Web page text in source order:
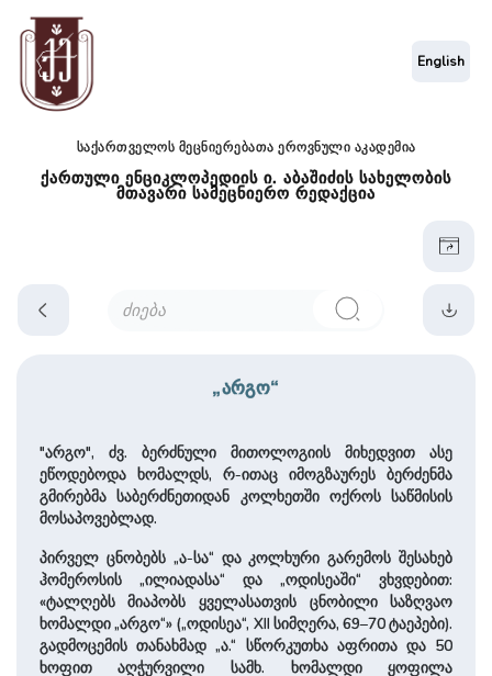
საქართველოს მეცნიერებათა ეროვნული აკადემია
ქართული ენციკლოპედიის ი. აბაშიძის სახელობის
მთავარი სამეცნიერო რედაქცია
English
„არგო“
"არგო", ძვ. ბერძნული მითოლოგიის მიხედვით ასე
ეწოდებოდა ხომალდს, რ-ითაც იმოგზაურეს ბერძენმა
გმირებმა საბერძნეთიდან კოლხეთში ოქროს საწმისის
მოსაპოვებლად.
პირველ ცნობებს „ა-სა“ და კოლხური გარემოს შესახებ
ჰომეროსის „ილიადასა“ და „ოდისეაში“ ვხვდებით:
«ტალღებს მიაპობს ყველასათვის ცნობილი საზღვაო
ხომალდი „არგო“» („ოდისეა“, XII სიმღერა, 69–70 ტაეპები).
გადმოცემის თანახმად „ა.“ სწორკუთხა აფრითა და 50
ხოფით აღჭურვილი სამხ. ხომალდი ყოფილა